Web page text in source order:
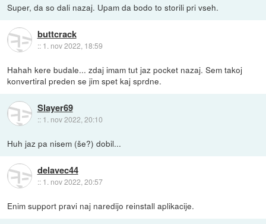
Super, da so dali nazaj. Upam da bodo to storili pri vseh.
buttcrack
:: 1. nov 2022, 18:59
Hahah kere budale... zdaj imam tut jaz pocket nazaj. Sem takoj
konvertiral preden se jim spet kaj sprdne.
Slayer69
:: 1. nov 2022, 20:10
Huh jaz pa nisem (še?) dobil...
delavec44
:: 1. nov 2022, 20:57
Enim support pravi naj naredijo reinstall aplikacije.